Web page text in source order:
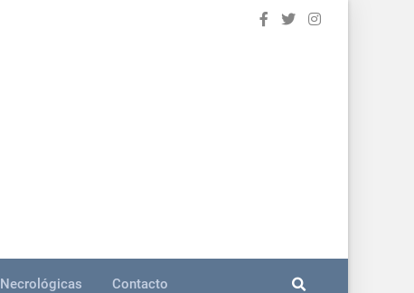
Necrológicas Contacto